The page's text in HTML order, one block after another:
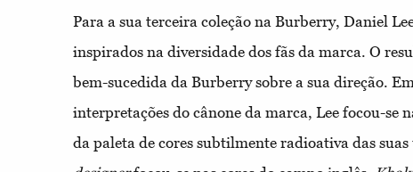
Para a sua terceira coleção na Burberry, Daniel
inspirados na diversidade dos fãs da marca. O
bem-sucedida da Burberry sobre a sua direção.
interpretações do cânone da marca, Lee focou-se
da paleta de cores subtilmente radioativa das